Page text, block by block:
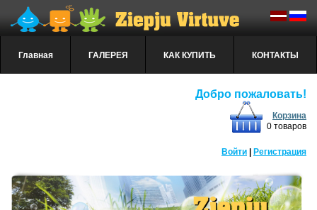
Главная ГАЛЕРЕЯ КАК КУПИТЬ КОНТАКТЫ
Добро пожаловать!
Корзина
0 товаров
Войти Регистрация